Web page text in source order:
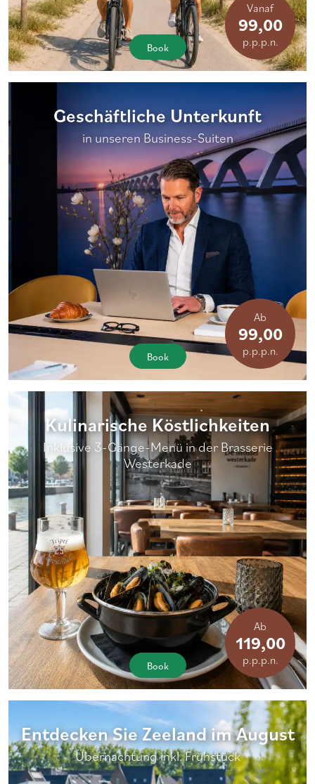
Vanaf
99,00
p.p.p.n.
Book
Ab
99,00
p.p.p.n.
Geschäftliche Unterkunft
in unseren Business-Suiten
Book
Ab
119,00
p.p.p.n.
Kulinarische Köstlichkeiten
Inklusive 3-Gänge-Menü in der Brasserie
Westerkade
Book
Entdecken Sie Zeeland im August
Übernachtung inkl. Frühstück